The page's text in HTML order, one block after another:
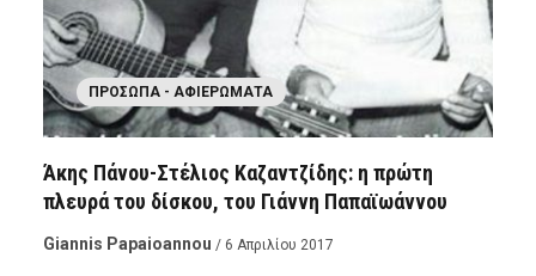
ΠΡΌΣΩΠΑ - ΑΦΙΕΡΏΜΑΤΑ
Άκης Πάνου-Στέλιος Καζαντζίδης: η πρώτη
πλευρά του δίσκου, του Γιάννη Παπαϊωάννου
Giannis Papaioannou / 6 Απριλίου 2017